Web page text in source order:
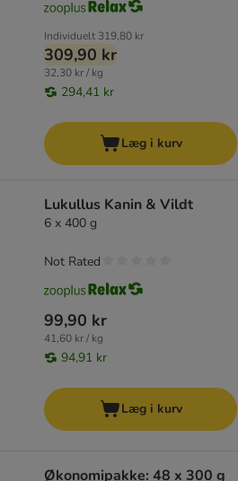
Individuelt 319,80 kr
309,90 kr
32,30 kr / kg
294,41 kr
Læg i kurv
Lukullus Kanin & Vildt
6 x 400 g
99,90 kr
41,60 kr / kg
94,91 kr
Not Rated
Læg i kurv
Økonomipakke: 48 x 300 g